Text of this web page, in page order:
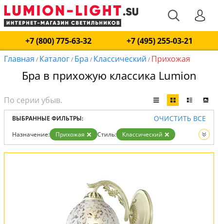
+7 (800) 775-63-32
+7 (495) 255-03-21
Главная / Каталог/ Бра / Классический / Прихожая
Бра в прихожую классика Lumion
ВЫБРАННЫЕ ФИЛЬТРЫ: ОЧИСТИТЬ ВСЕ
Назначение: Прихожая Стиль:
Классический
Вид:
Бра